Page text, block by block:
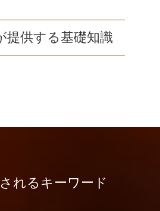
提供する基礎知識
れるキーワード